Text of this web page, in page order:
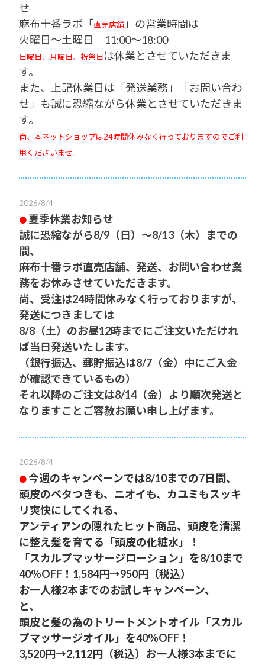
せ
麻布十番ラボ「直売店舗 」の営業時間は
火曜日～土曜日 11:00～18:00
日曜日、月曜日、祝祭日は休業とさせていただきま
す。
また、上記休業日は「発送業務」「お問い合わ
せ」も誠に恐縮ながら休業とさせていただきま
す。
尚、本ネットショップは24時間休みなく行っておりますのでご利
用くださいませ。
2026/8/4
● 夏季休業お知らせ
誠に恐縮ながら8/9（日）～8/13（木）までの
間、
麻布十番ラボ直売店舗、発送、お問い合わせ業
務をお休みさせていただきます。
尚、受注は24時間休みなく行っておりますが、
発送につきましては
8/8（土）のお昼12時までにご注文いただけれ
ば当日発送いたします。
（銀行振込、郵貯振込は8/7（金）中にご入金
が確認できているもの）
それ以降のご注文は8/14（金）より順次発送と
なりますことご容赦お願い申し上げます。
2026/8/4
●今週のキャンペーンでは8/10までの7日間、
頭皮のベタつきも、ニオイも、カユミもスッキ
リ爽快にしてくれる、
アンティアンの隠れたヒット商品、頭皮を清潔
に整え髪を育てる「頭皮の化粧水」！
「スカルプマッサージローション」を8/10まで
40％OFF！1,584円→950円（税込）
お一人様2本までのお試しキャンペーン、
と、
頭皮と髪の為のトリートメントオイル「スカル
プマッサージオイル」を40％OFF！
3,520円→2,112円（税込）お一人様3本までに